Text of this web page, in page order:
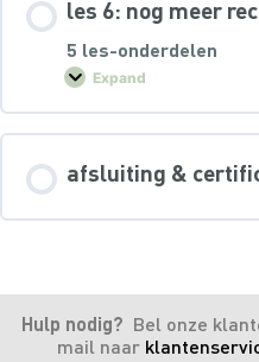
les 6: nog meer
5 les-onderdelen
Expand
afsluiting &
Hulp nodig?
Bel onze
mail naar